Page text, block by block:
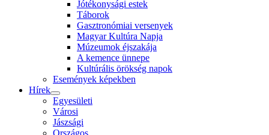
Jótékonysági estek
Táborok
Gasztronómiai versenyek
Magyar Kultúra Napja
Múzeumok éjszakája
A kemence ünnepe
Kultúrális örökség napok
Események képekben
Hírek
Egyesületi
Városi
Jászsági
Országos